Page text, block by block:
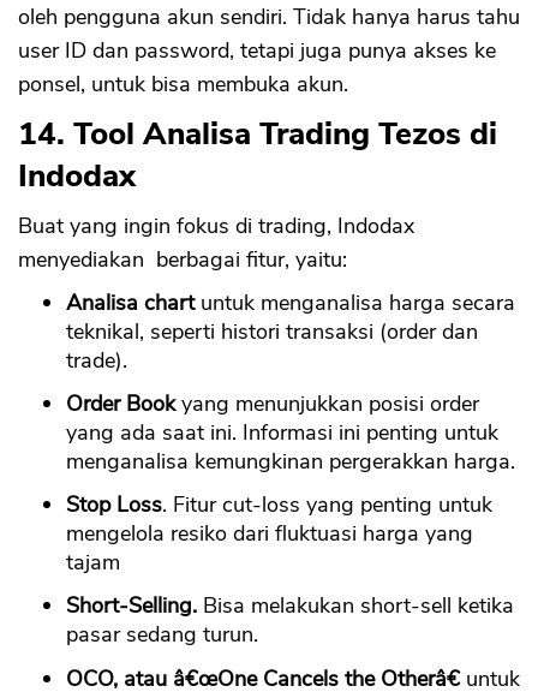
oleh pengguna akun sendiri. Tidak hanya harus tahu
user ID dan password, tetapi juga punya akses ke
ponsel, untuk bisa membuka akun.
14. Tool Analisa Trading Tezos di
Indodax
Buat yang ingin fokus di trading, Indodax
menyediakan berbagai fitur, yaitu:
Analisa chartuntuk menganalisa harga secara
teknikal, seperti histori transaksi (order dan
trade).
Order Bookyang menunjukkan posisi order
yang ada saat ini. Informasi ini penting untuk
menganalisa kemungkinan pergerakkan harga.
Stop Loss. Fitur cut-loss yang penting untuk
mengelola resiko dari fluktuasi harga yang
tajam
Short-Selling. Bisa melakukan short-sell ketika
pasar sedang turun.
OCO, atau â€œOne Cancels the Otherâ€untuk